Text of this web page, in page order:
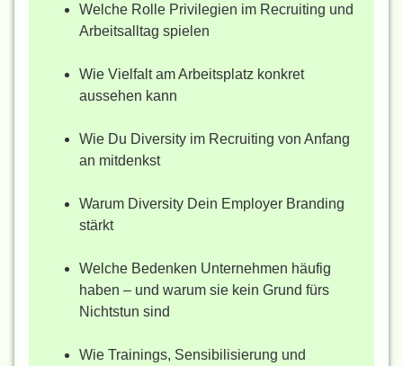
Welche Rolle Privilegien im Recruiting und
Arbeitsalltag spielen
Wie Vielfalt am Arbeitsplatz konkret
aussehen kann
Wie Du Diversity im Recruiting von Anfang
an mitdenkst
Warum Diversity Dein Employer Branding
stärkt
Welche Bedenken Unternehmen häufig
haben – und warum sie kein Grund fürs
Nichtstun sind
Wie Trainings, Sensibilisierung und